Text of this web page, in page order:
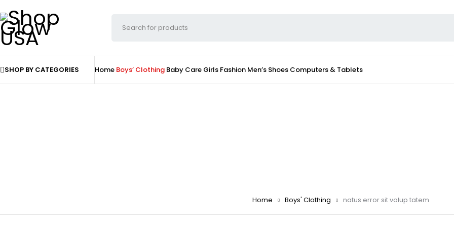
SHOP BY CATEGORIES Home Boys’ Clothing Baby Care Girls Fashion Men’s Shoes Computers & Tablets
Home Boys' Clothing natus error sit volup tatem